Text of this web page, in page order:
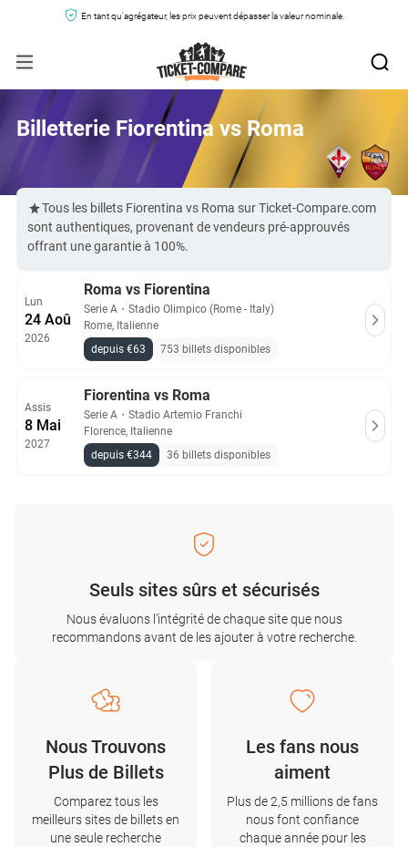
En tant qu'agrégateur, les prix peuvent dépasser la valeur nominale.
Billetterie Fiorentina vs Roma
Tous les billets Fiorentina vs Roma sur Ticket-Compare.com
sont authentiques, provenant de vendeurs pré-approuvés
offrant une garantie à 100%.
Lun
24 Aoû
2026
Roma vs Fiorentina
Serie A ・ Stadio Olimpico (Rome - Italy)
Rome, Italienne
depuis €63
753 billets disponibles
Assis
8 Mai
2027
Fiorentina vs Roma
Serie A ・ Stadio Artemio Franchi
Florence, Italienne
depuis €344
36 billets disponibles
Seuls sites sûrs et sécurisés
Nous évaluons l'intégrité de chaque site que nous
recommandons avant de les ajouter à votre recherche.
Nous Trouvons
Plus de Billets
Comparez tous les
meilleurs sites de billets en
une seule recherche
Les fans nous
aiment
Plus de 2,5 millions de fans
nous font confiance
chaque année pour les